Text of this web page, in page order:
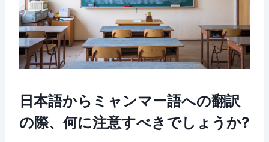
日本語からミャンマー語への翻訳
の際、何に注意すべきでしょうか?